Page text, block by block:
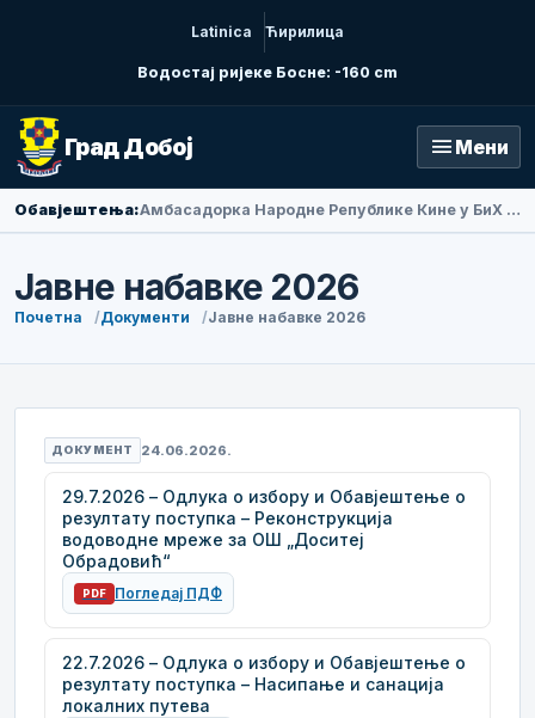
Latinica Ћирилица
Водостај ријеке Босне: -160 cm
Град Добој menu Мени
Обавјештења: Амбасадорка Народне Републике Кине у БиХ Ли Фан посјетила Добој
Јавне набавке 2026
Почетна Документи Јавне набавке 2026
ДОКУМЕНТ 24.06.2026.
29.7.2026 – Одлука о избору и Обавјештење о
резултату поступка – Реконструкција
водоводне мреже за ОШ „Доситеј
Обрадовић“
PDF Погледај ПДФ
22.7.2026 – Одлука о избору и Обавјештење о
резултату поступка – Насипање и санација
локалних путева